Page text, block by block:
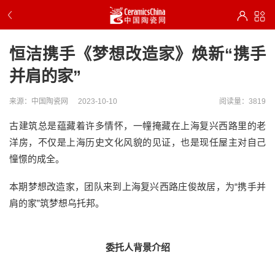
恒洁携手《梦想改造家》焕新“携手
并肩的家”
来源：中国陶瓷网 2023-10-10 阅读量：3819
古建筑总是蕴藏着许多情怀，一幢掩藏在上海复兴西路里的老
洋房，不仅是上海历史文化风貌的见证，也是现任屋主对自己
憧憬的成全。
本期梦想改造家，团队来到上海复兴西路庄俊故居，为“携手并
肩的家”筑梦想乌托邦。
委托人背景介绍